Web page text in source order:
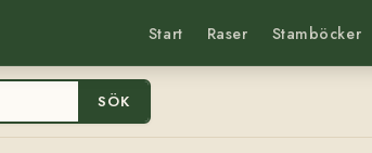
Start Raser Stamböcker
SÖK